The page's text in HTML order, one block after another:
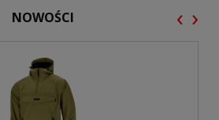
NOWOŚCI ‹ ›